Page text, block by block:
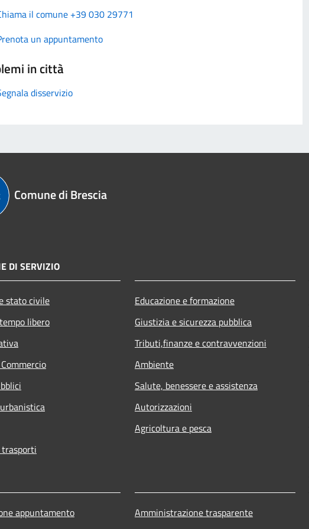
il comune +39 030 29771
un appuntamento
in città
disservizio
Comune di Brescia
DI SERVIZIO
stato civile
libero
Educazione e formazione
Giustizia e sicurezza pubblica
Tributi,finanze e contravvenzioni
Ambiente
Salute, benessere e assistenza
Autorizzazioni
Agricoltura e pesca
appuntamento
Amministrazione trasparente